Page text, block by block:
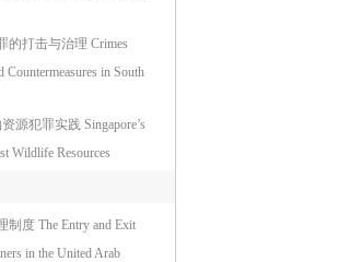
的打击与治理 Crimes
in South
源犯罪实践 Singapore’s
Wildlife Resources
度 The Entry and Exit
in the United Arab